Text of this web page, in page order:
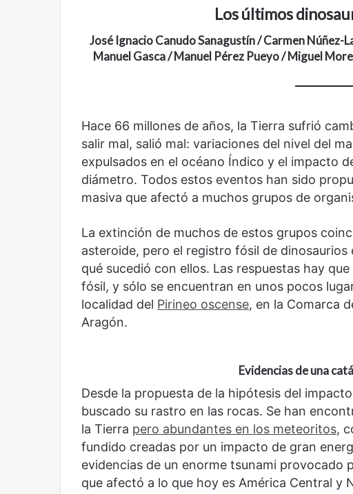
Los últimos
José Ignacio Canudo Sanagustín / Carmen Núñez-
Manuel Gasca / Manuel Pérez Pueyo / Miguel
Hace 66 millones de años, la Tierra sufrió
salir mal, salió mal: variaciones del nivel del
expulsados en el océano Índico y el impacto
diámetro. Todos estos eventos han sido
masiva que afectó a muchos grupos de
La extinción de muchos de estos grupos
asteroide, pero el registro fósil de
qué sucedió con ellos. Las respuestas hay
fósil, y sólo se encuentran en unos pocos
localidad del Pirineo oscense, en la Comarca
Aragón.
Evidencias de una
Desde la propuesta de la hipótesis del
buscado su rastro en las rocas. Se han
la Tierra pero abundantes en los meteoritos,
fundido creadas por un impacto de gran
evidencias de un enorme tsunami provocado
que afectó a lo que hoy es América Central y
Cine, futbol y América Latina: una
mirada diferente
Abre
la
Sala
Nacional
Contemporánea,
para
el
arte
y
la
cultura
Contemporánea, un
para el arte y la cultura
El
dragón
El dragón